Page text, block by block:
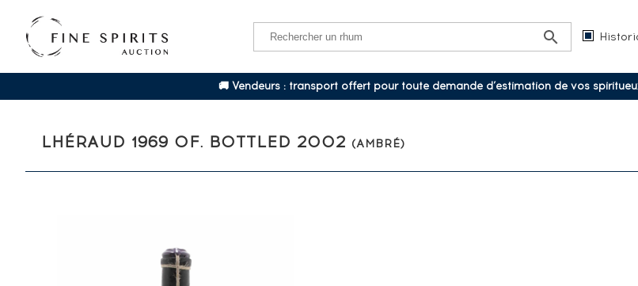
🚚 Vendeurs : transport offert pour toute demande d’estimation de vos
LHÉRAUD 1969 OF. BOTTLED 2002 (AMBRÉ)